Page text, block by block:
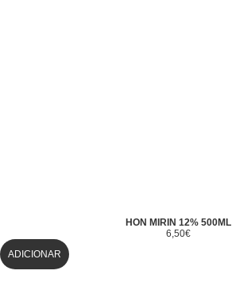
HON MIRIN 12% 500ML
6,50€
ADICIONAR